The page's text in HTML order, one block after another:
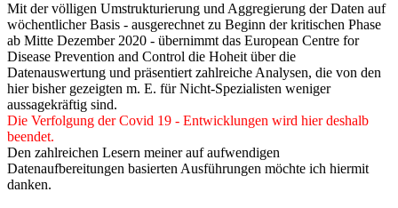
Mit der völligen Umstrukturierung und Aggregierung der Daten auf
wöchentlicher Basis - ausgerechnet zu Beginn der kritischen Phase
ab Mitte Dezember 2020 - übernimmt das European Centre for
Disease Prevention and Control die Hoheit über die
Datenauswertung und präsentiert zahlreiche Analysen, die von den
hier bisher gezeigten m. E. für Nicht-Spezialisten weniger
aussagekräftig sind.
Die Verfolgung der Covid 19 - Entwicklungen wird hier deshalb
beendet.
Den zahlreichen Lesern meiner auf aufwendigen
Datenaufbereitungen basierten Ausführungen möchte ich hiermit
danken.